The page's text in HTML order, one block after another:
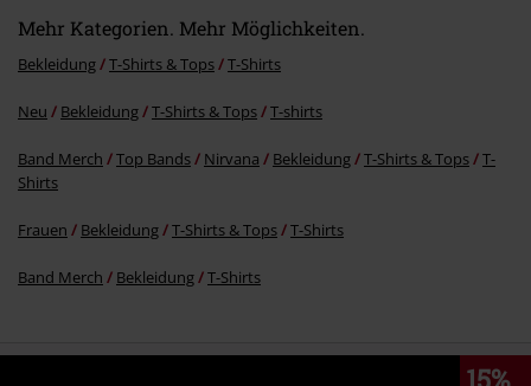
Mehr Kategorien. Mehr Möglichkeiten.
Bekleidung T-Shirts & Tops T-Shirts
Neu Bekleidung T-Shirts & Tops T-shirts
Band Merch Top Bands Nirvana Bekleidung T-Shirts & Tops
T-
Shirts
Frauen Bekleidung T-Shirts & Tops T-Shirts
Band Merch Bekleidung T-Shirts